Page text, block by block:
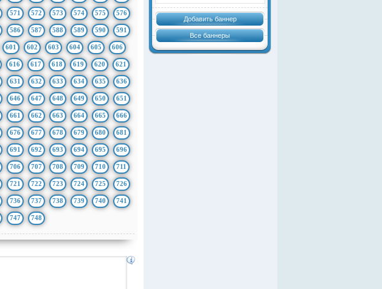
Добавить баннер
Все баннеры
571 572 573 574 575 576
586 587 588 589 590 591
601 602 603 604 605 606
616 617 618 619 620 621
631 632 633 634 635 636
646 647 648 649 650 651
661 662 663 664 665 666
676 677 678 679 680 681
691 692 693 694 695 696
706 707 708 709 710 711
721 722 723 724 725 726
736 737 738 739 740 741
747 748